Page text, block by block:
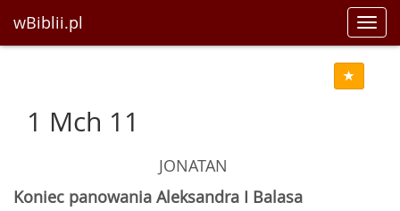
wBiblii.pl
1 Mch 11
JONATAN
Koniec panowania Aleksandra I Balasa